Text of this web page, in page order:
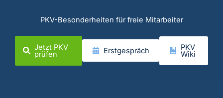
PKV-Besonderheiten für freie Mitarbeiter
Jetzt PKV
prüfen Erstgespräch PKV
Wiki